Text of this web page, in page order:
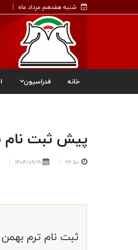
شنبه هفدهم مرداد ماه
خانه فدراسیون
پیش ثبت نام
22:50
1404/09/19